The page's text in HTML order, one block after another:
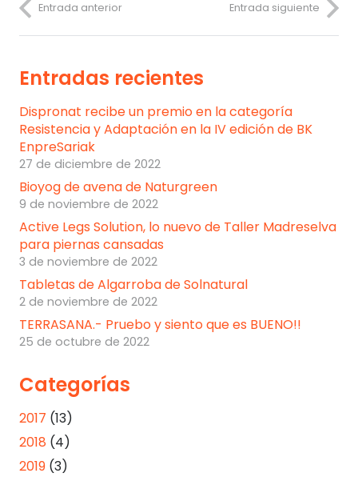
Entrada anterior Entrada siguiente
Entradas recientes
Dispronat recibe un premio en la categoría
Resistencia y Adaptación en la IV edición de BK
EnpreSariak
27 de diciembre de 2022
Bioyog de avena de Naturgreen
9 de noviembre de 2022
Active Legs Solution, lo nuevo de Taller Madreselva
para piernas cansadas
3 de noviembre de 2022
Tabletas de Algarroba de Solnatural
2 de noviembre de 2022
TERRASANA.- Pruebo y siento que es BUENO!!
25 de octubre de 2022
Categorías
2017 (13)
2018 (4)
2019 (3)